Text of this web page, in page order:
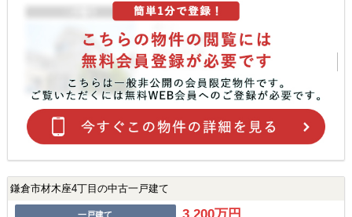
鎌倉市材木座4丁目の中古一戸建て
一戸建て